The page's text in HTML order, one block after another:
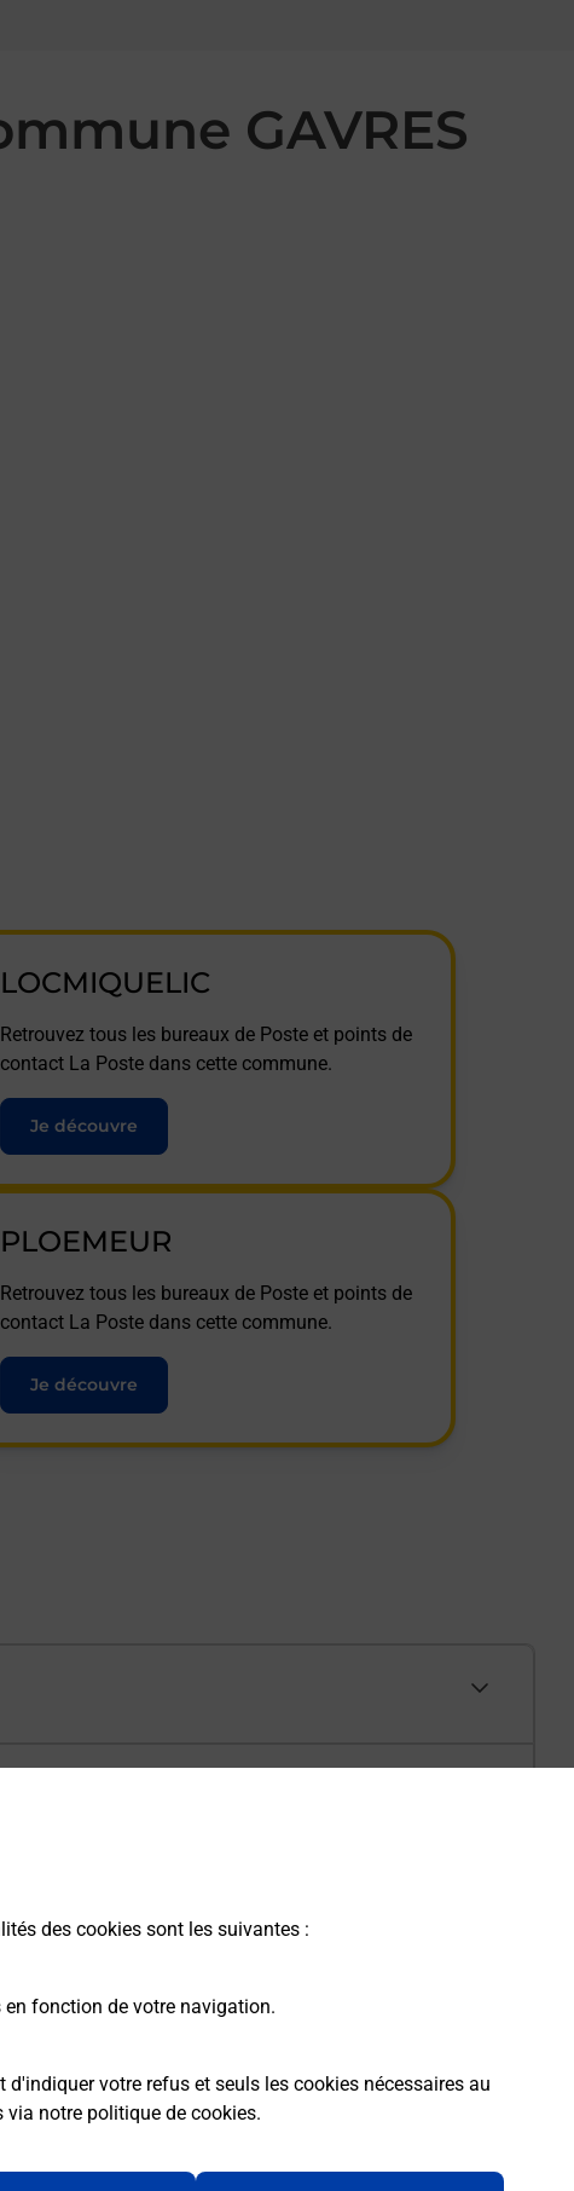
des cookies sont les suivantes :
fonction de votre navigation.
votre refus et seuls les cookies nécessaires au
via notre politique de cookies.
GAVRES
LOCMIQUELIC
Retrouvez tous les bureaux de Poste et points de
contact La Poste dans cette commune.
Je découvre
PLOEMEUR
Retrouvez tous les bureaux de Poste et points de
contact La Poste dans cette commune.
Je découvre